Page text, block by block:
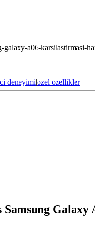
galaxy-a06-karsilastirmasi-
deneyimi|ozel ozellikler
Galaxy